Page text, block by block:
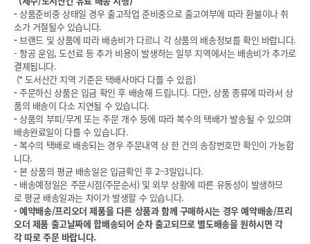
- 상품준비중 상태일 경우 출고작업 준비중으로 출고여부에 따라 환불이나 취
소가 거절될수 있습니다.
- 브랜드 및 상품에 따라 배송비가 다르니 각 상품의 배송정보를 확인 바랍니다.
- 항공 운임, 도선료 등 추가 비용이 발생하는 일부 지역에서는 배송비가 추가로
결제됩니다.
(* 도서산간 지역 기준은 택배사마다 다를 수 있음)
-주문하신 상품은 입금 확인 후 배송해 드립니다. 다만, 상품 종류에 따라서 상
품의 배송이 다소 지연될 수 있습니다.
- 상품의 부피/무게 또는 주문 개수 등에 따라 복수의 택배가 발송될 수 있으며
배송완료일이 다를 수 있습니다.
-복수의 택배로 배송되는 경우 주문내역 상 한 건의 송장번호만 확인이 가능합
니다.
-본 상품의 평균 배송일은 입금확인 후 2~3일입니다.
- 배송예정일은 주문시점(주문순서) 및 외부 상황에 따른 유동성이 발생하므
로 평균 배송일과는 차이가 발생할 수 있습니다.
-예약배송/프리오더 제품을 다른 상품과 함께 구매하시는 경우 예약배송/프리
오더 제품 출고날짜에 합배송되어 순차 출고되므로 별도배송을 원하시면 각
각 따로 주문 바랍니다.